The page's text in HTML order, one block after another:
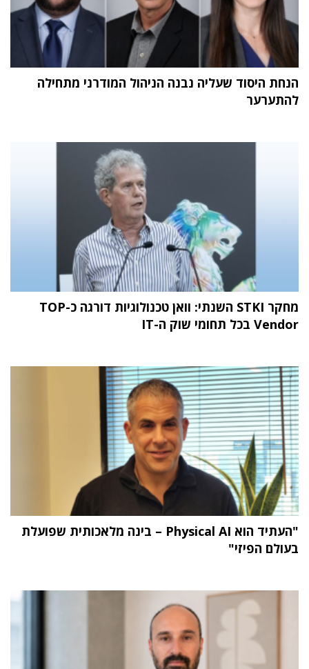
הנחת היסוד שעליה נבנה הניהול המודרני מתחילה
להתערער
מחקר STKI השנתי: וואן טכנולוגיות דורגה כ-TOP
Vendor בכל תחומי שוק ה-IT
"העתיד הוא Physical AI – בינה מלאכותית שפועלת
בעולם הפיזי"